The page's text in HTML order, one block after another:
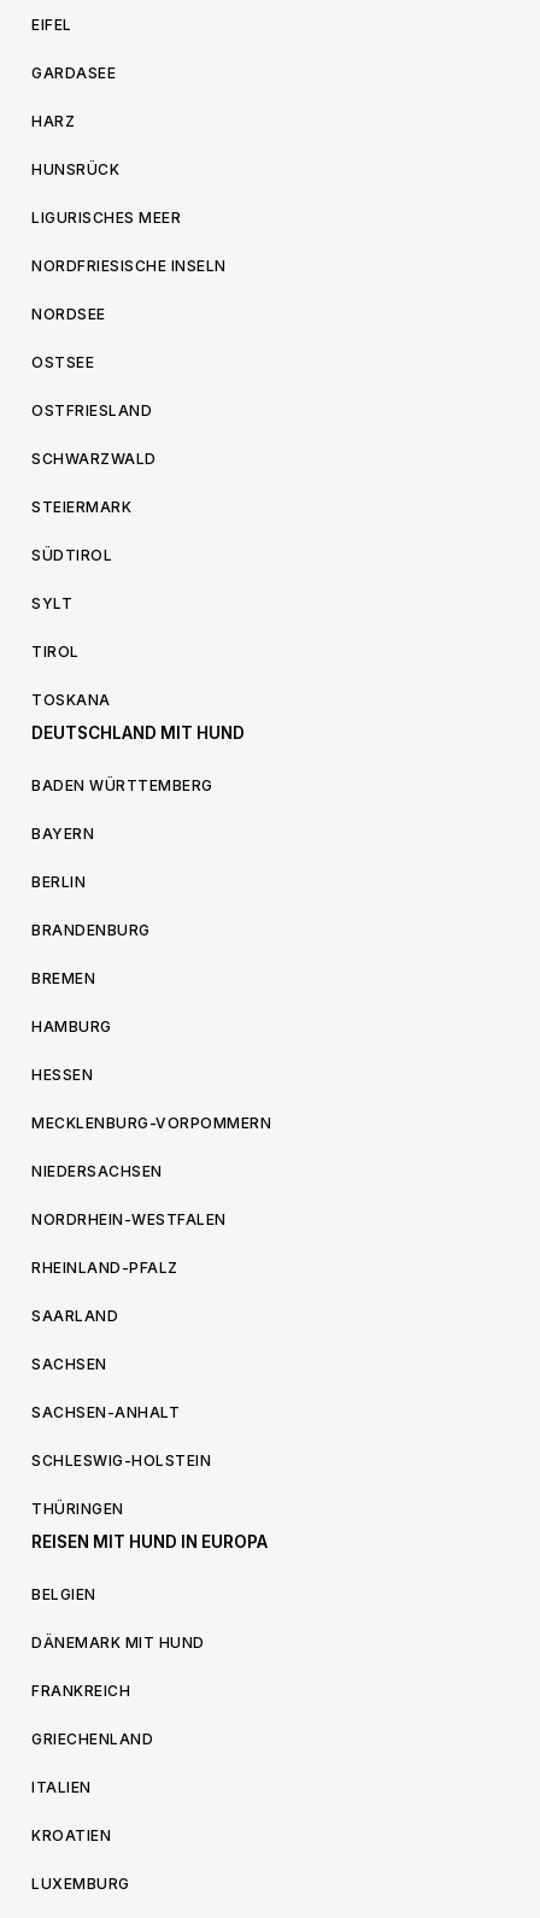
EIFEL
GARDASEE
HARZ
HUNSRÜCK
LIGURISCHES MEER
NORDFRIESISCHE INSELN
NORDSEE
OSTSEE
OSTFRIESLAND
SCHWARZWALD
STEIERMARK
SÜDTIROL
SYLT
TIROL
TOSKANA
DEUTSCHLAND MIT HUND
BADEN WÜRTTEMBERG
BAYERN
BERLIN
BRANDENBURG
BREMEN
HAMBURG
HESSEN
MECKLENBURG-VORPOMMERN
NIEDERSACHSEN
NORDRHEIN-WESTFALEN
RHEINLAND-PFALZ
SAARLAND
SACHSEN
SACHSEN-ANHALT
SCHLESWIG-HOLSTEIN
THÜRINGEN
REISEN MIT HUND IN EUROPA
BELGIEN
DÄNEMARK MIT HUND
FRANKREICH
GRIECHENLAND
ITALIEN
KROATIEN
LUXEMBURG